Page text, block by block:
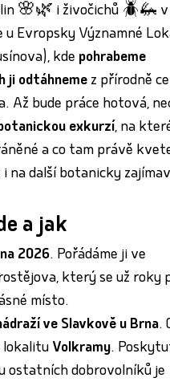
🌸🌿 i živočichů 🪲🦗 v
u Evropsky Významné
kde pohrabeme
ji odtáhnemez přírodně
Až bude práce hotová,
exkurzí, na
a co tam právě
na další botanicky
a jak
2026. Pořádáme ji ve
který se už roky
místo.
ve Slavkově u Brna.
lokalitu Volkramy.
ostatních dobrovolníků je